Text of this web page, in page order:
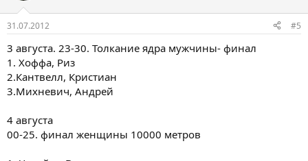
31.07.2012 #5
3 августа. 23-30. Толкание ядра мужчины- финал
1. Хоффа, Риз
2.Кантвелл, Кристиан
3.Михневич, Андрей
4 августа
00-25. финал женщины 10000 метров